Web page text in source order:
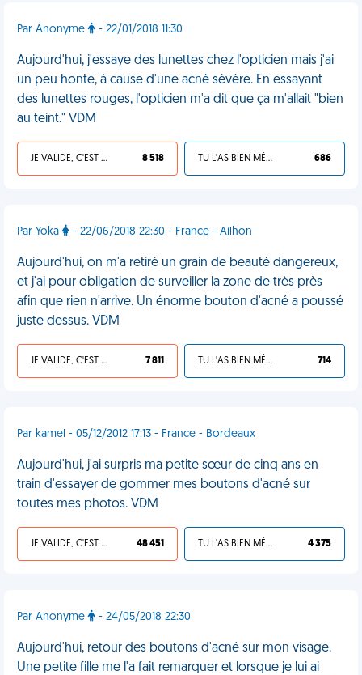
Par Anonyme - 22/01/2018 11:30
Aujourd'hui, j'essaye des lunettes chez l'opticien mais j'ai
un peu honte, à cause d'une acné sévère. En essayant
des lunettes rouges, l'opticien m'a dit que ça m'allait "bien
au teint." VDM
JE VALIDE, C'EST UNE VDM 8 518 TU L'AS BIEN MÉRITÉ 686
Par Yoka - 22/06/2018 22:30 - France - Ailhon
Aujourd'hui, on m'a retiré un grain de beauté dangereux,
et j'ai pour obligation de surveiller la zone de très près
afin que rien n'arrive. Un énorme bouton d'acné a poussé
juste dessus. VDM
JE VALIDE, C'EST UNE VDM 7 811 TU L'AS BIEN MÉRITÉ 714
Par kamel - 05/12/2012 17:13 - France - Bordeaux
Aujourd'hui, j'ai surpris ma petite sœur de cinq ans en
train d'essayer de gommer mes boutons d'acné sur
toutes mes photos. VDM
JE VALIDE, C'EST UNE VDM 48 451 TU L'AS BIEN MÉRITÉ 4 375
Par Anonyme - 24/05/2018 22:30
Aujourd'hui, retour des boutons d'acné sur mon visage.
Une petite fille me l'a fait remarquer et lorsque je lui ai